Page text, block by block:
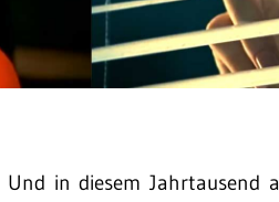
Und in diesem Jahrtausend